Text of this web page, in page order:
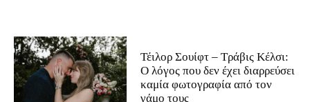
Τέιλορ Σουίφτ – Τράβις Κέλσι:
Ο λόγος που δεν έχει διαρρεύσει
καμία φωτογραφία από τον
γάμο τους